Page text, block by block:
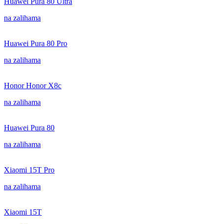
na zalihama
Huawei Pura 80 Pro
na zalihama
Honor Honor X8c
na zalihama
Huawei Pura 80
na zalihama
Xiaomi 15T Pro
na zalihama
Xiaomi 15T